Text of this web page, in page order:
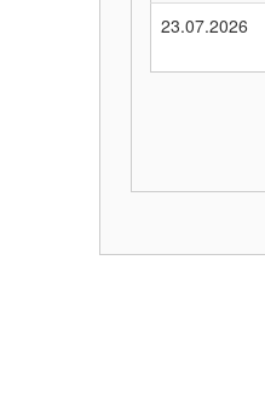
23.07.2026